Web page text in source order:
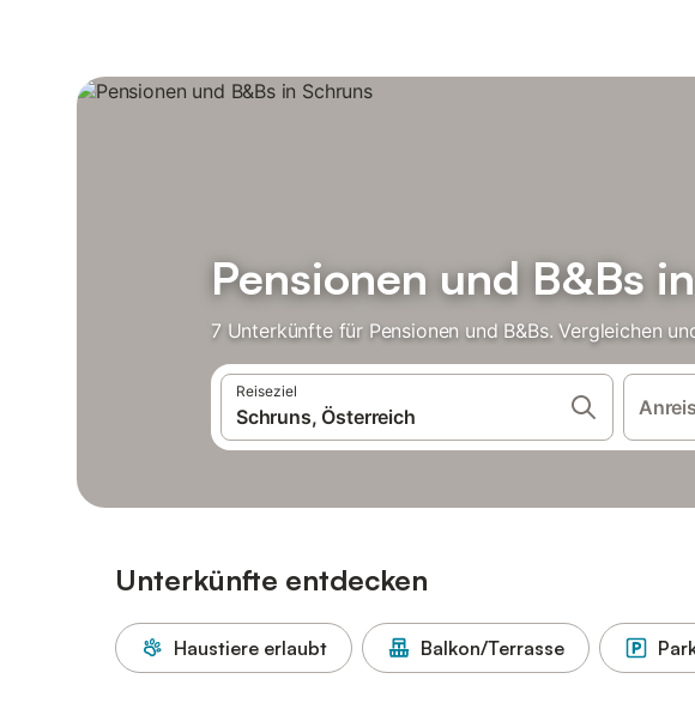
Pensionen und B&Bs
7 Unterkünfte für Pensionen und B&Bs. Vergleichen
Reiseziel
Unterkünfte entdecken
Haustiere erlaubt Balkon/Terrasse